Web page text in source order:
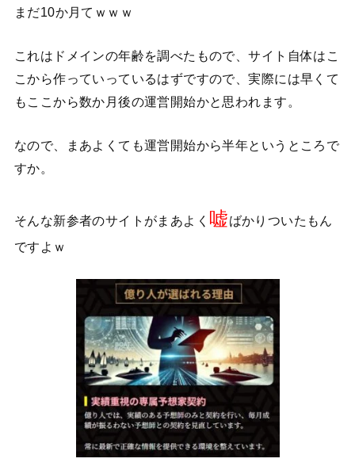
まだ10か月てｗｗｗ
これはドメインの年齢を調べたもので、サイト自体はこ
こから作っていっているはずですので、実際には早くて
もここから数か月後の運営開始かと思われます。
なので、まあよくても運営開始から半年というところで
すか。
そんな新参者のサイトがまあよく 嘘ばかりついたもん
ですよｗ